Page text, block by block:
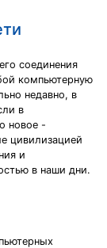
соединения
компьютерную
недавно, в
в
новое -
цивилизацией
и
в наши дни.